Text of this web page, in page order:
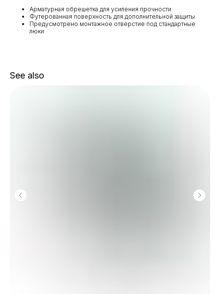
Арматурная обрешетка для усиления прочности
Футерованная поверхность для дополнительной защиты
Предусмотрено монтажное отверстие под стандартные
люки
See also